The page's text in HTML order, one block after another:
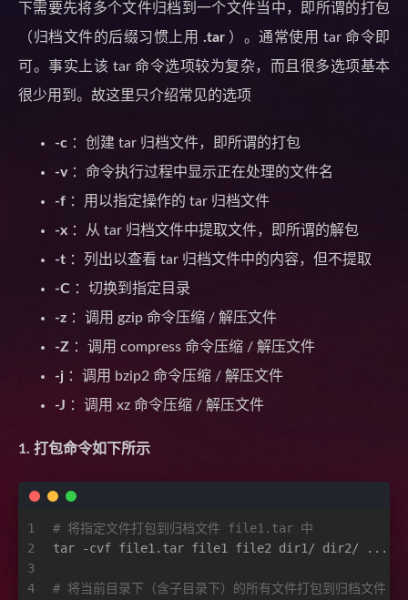
下需要先将多个文件归档到一个文件当中，即所谓的打包
（归档文件的后缀习惯上用 .tar）。通常使用 tar 命令即
可。事实上该 tar 命令选项较为复杂，而且很多选项基本
很少用到。故这里只介绍常见的选项
-c ：创建 tar 归档文件，即所谓的打包
-v：命令执行过程中显示正在处理的文件名
-f ：用以指定操作的 tar 归档文件
-x ：从 tar 归档文件中提取文件，即所谓的解包
-t ：列出以查看 tar 归档文件中的内容，但不提取
-C ：切换到指定目录
-z ：调用 gzip 命令压缩 / 解压文件
-Z ：调用 compress 命令压缩 / 解压文件
-j ：调用 bzip2 命令压缩 / 解压文件
-J ：调用 xz 命令压缩 / 解压文件
1. 打包命令如下所示
1
2
3
4
# 将指定文件打包到归档文件 file1.tar 中
tar -cvf file1.tar file1 file2 dir1/ dir2/ ...
# 将当前目录下（含子目录下）的所有文件打包到归档文